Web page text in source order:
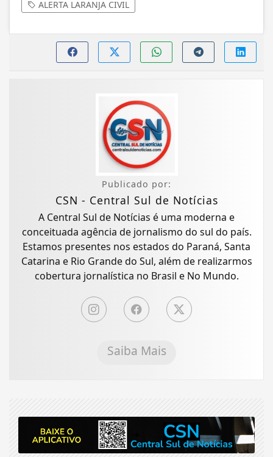
ALERTA LARANJA CIVIL
Publicado por:
CSN - Central Sul de Notícias
A Central Sul de Notícias é uma moderna e
conceituada agência de jornalismo do sul do país.
Estamos presentes nos estados do Paraná, Santa
Catarina e Rio Grande do Sul, além de realizarmos
cobertura jornalística no Brasil e No Mundo.
Saiba Mais